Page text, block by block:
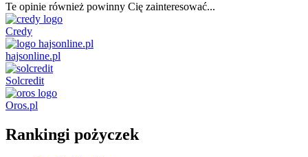
Te opinie również powinny Cię zainteresować...
Credy
hajsonline.pl
Solcredit
Oros.pl
Rankingi pożyczek